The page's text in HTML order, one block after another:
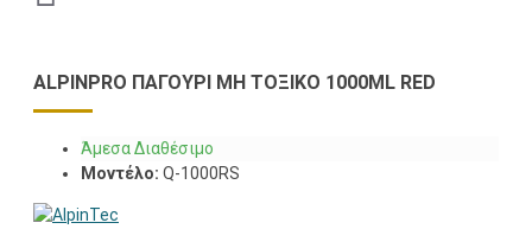
ALPINPRO ΠΑΓΟΎΡΙ ΜΗ ΤΟΞΙΚΌ 1000ML RED
Άμεσα Διαθέσιμο
Μοντέλο: Q-1000RS